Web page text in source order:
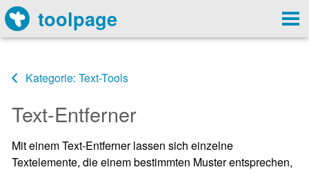
toolpage
Kategorie: Text-Tools
Text-Entferner
Mit einem Text-Entferner lassen sich einzelne
Textelemente, die einem bestimmten Muster entsprechen,